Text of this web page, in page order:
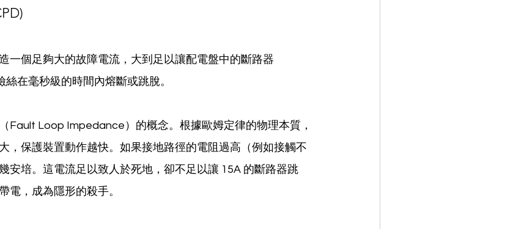
一個足夠大的故障電流，大到足以讓配電盤中的斷路器
絲在毫秒級的時間內熔斷或跳脫。
Fault Loop Impedance）的概念。根據歐姆定律的物理本質，
，保護裝置動作越快。如果接地路徑的電阻過高（例如接觸不
安培。這電流足以致人於死地，卻不足以讓 15A 的斷路器跳
電，成為隱形的殺手。